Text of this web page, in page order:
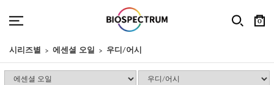
0
시리즈별 에센셜 오일 우디/어시